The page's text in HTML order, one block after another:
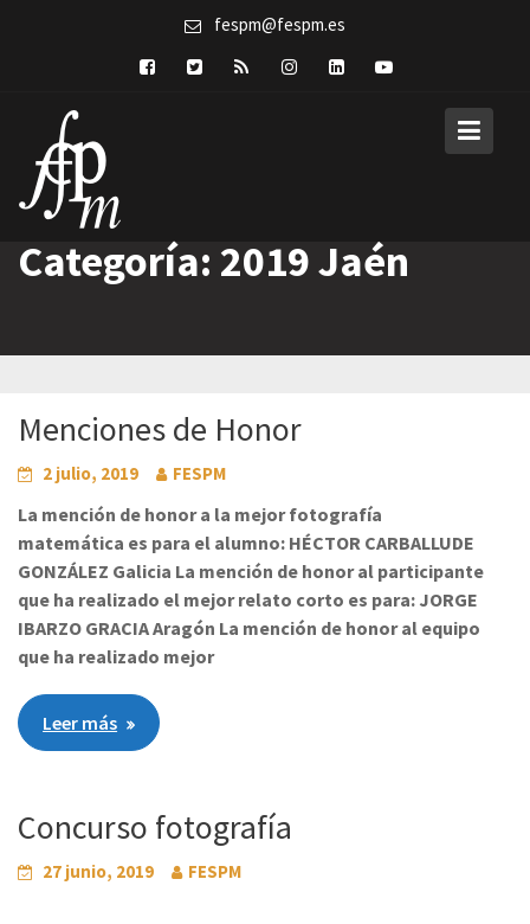
fespm@fespm.es
Categoría: 2019 Jaén
Menciones de Honor
2 julio, 2019 FESPM
La mención de honor a la mejor fotografía
matemática es para el alumno: HÉCTOR CARBALLUDE
GONZÁLEZ Galicia La mención de honor al participante
que ha realizado el mejor relato corto es para: JORGE
IBARZO GRACIA Aragón La mención de honor al equipo
que ha realizado mejor
Leer más
Concurso fotografía
27 junio, 2019 FESPM